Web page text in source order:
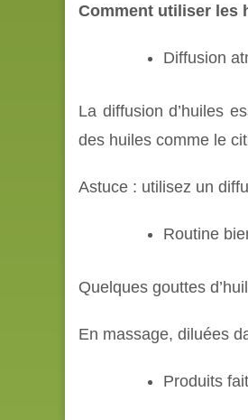
Comment utiliser les
Diffusion
La diffusion d’huiles
des huiles comme le
Astuce : utilisez un
Routine
Quelques gouttes
En massage, diluées
Produits